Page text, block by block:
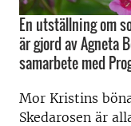
En utställning om
är gjord av Agneta
samarbete med
Mor Kristins
Skedarosen är